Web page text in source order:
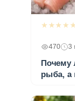
470 3
Почему
рыба, а